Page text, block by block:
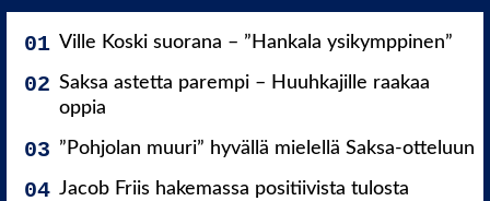
Ville Koski suorana – ”Hankala ysikymppinen”
Saksa astetta parempi – Huuhkajille raakaa
oppia
”Pohjolan muuri” hyvällä mielellä Saksa-otteluun
Jacob Friis hakemassa positiivista tulosta